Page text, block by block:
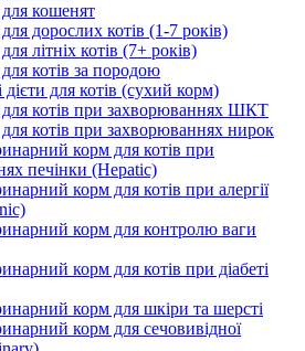
кошенят
дорослих котів (1-7 років)
літніх котів (7+ років)
котів за породою
для котів (сухий корм)
котів при захворюваннях ШКТ
котів при захворюваннях нирок
корм для котів при
печінки (Hepatic)
корм для котів при алергії
корм для контролю ваги
корм для котів при діабеті
корм для шкіри та шерсті
корм для сечовивідної